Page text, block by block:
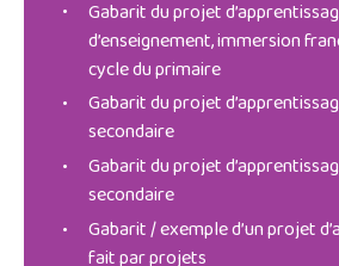
Gabarit du projet
d’enseignement, immersion
cycle du primaire
Gabarit du projet
secondaire
Gabarit du projet
secondaire
Gabarit / exemple d’un projet
fait par projets